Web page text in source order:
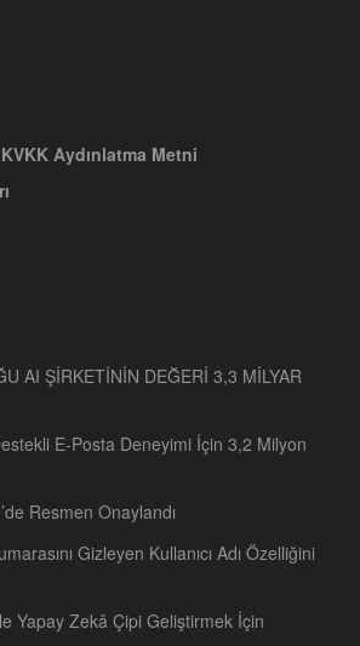
Aydınlatma Metni
AI ŞİRKETİNİN DEĞERİ 3,3 MİLYAR
E-Posta Deneyimi İçin 3,2 Milyon
Resmen Onaylandı
Gizleyen Kullanıcı Adı Özelliğini
Yapay Zekâ Çipi Geliştirmek İçin